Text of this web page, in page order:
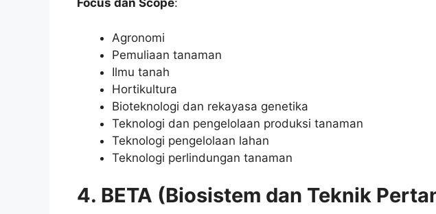
Focus dan Scope:
Agronomi
Pemuliaan tanaman
Ilmu tanah
Hortikultura
Bioteknologi dan rekayasa genetika
Teknologi dan pengelolaan produksi tanaman
Teknologi pengelolaan lahan
Teknologi perlindungan tanaman
4. BETA (Biosistem dan Teknik